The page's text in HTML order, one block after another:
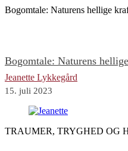
Bogomtale: Naturens hellige
Bogomtale: Naturens
Jeanette Lykkegård
15. juli 2023
TRAUMER, TRYGHED OG